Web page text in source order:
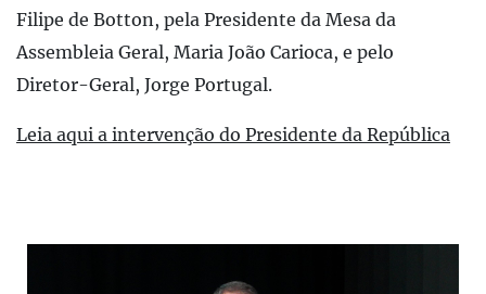
Filipe de Botton, pela Presidente da Mesa da
Assembleia Geral, Maria João Carioca, e pelo
Diretor-Geral, Jorge Portugal.
Leia aqui a intervenção do Presidente da República